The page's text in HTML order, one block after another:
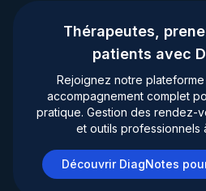
Thérapeutes,
patients avec
Rejoignez notre
accompagnement complet
pratique. Gestion des rendez-
et outils professionnels
Découvrir DiagNotes